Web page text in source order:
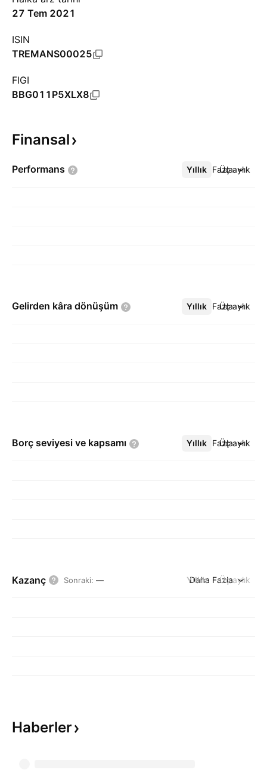
27 Tem 2021
ISIN
TREMANS00025
FIGI
BBG011P5XLX8
Finansal
Performans Yıllık Üç aylık
Daha Fazla
Gelirden kâra dönüşüm Yıllık Üç aylık
Daha Fazla
Borç seviyesi ve kapsamı Yıllık Üç aylık
Daha Fazla
Kazanç Sonraki: — Yıllık Üç aylık
Daha Fazla
Haberler